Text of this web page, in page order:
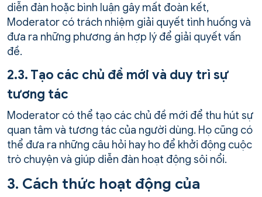
diễn đàn hoặc bình luận gây mất đoàn kết,
Moderator có trách nhiệm giải quyết tình huống và
đưa ra những phương án hợp lý để giải quyết vấn
đề.
2.3. Tạo các chủ đề mới và duy trì sự
tương tác
Moderator có thể tạo các chủ đề mới để thu hút sự
quan tâm và tương tác của người dùng. Họ cũng có
thể đưa ra những câu hỏi hay ho để khởi động cuộc
trò chuyện và giúp diễn đàn hoạt động sôi nổi.
3. Cách thức hoạt động của